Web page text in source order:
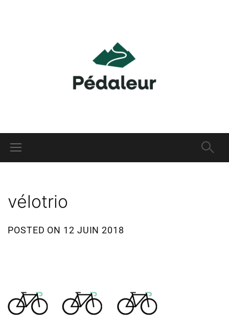
vélotrio
POSTED ON 12 JUIN 2018